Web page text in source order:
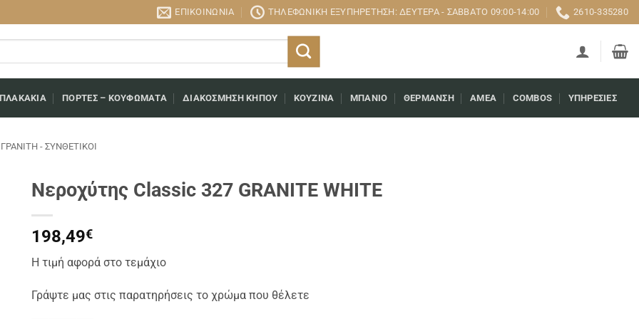
ΕΠΙΚΟΙΝΩΝΊΑ ΤΗΛΕΦΩΝΙΚΉ ΕΞΥΠΗΡΈΤΗΣΗ: ΔΕΥΤΈΡΑ - ΣΆΒΒΑΤΟ 09:00-14:00 2610-335280
ΠΌΡΤΕΣ – ΚΟΥΦΏΜΑΤΑ ΔΙΑΚΌΣΜΗΣΗ ΚΉΠΟΥ ΚΟΥΖΊΝΑ ΜΠΆΝΙΟ ΘΈΡΜΑΝΣΗ AMEA COMBOS ΥΠΗΡΕΣΊΕΣ
- ΣΥΝΘΕΤΙΚΟΊ
Νεροχύτης Classic 327 GRANITE WHITE
198,49€
Η τιμή αφορά στο τεμάχιο
Γράψτε μας στις παρατηρήσεις το χρώμα που θέλετε